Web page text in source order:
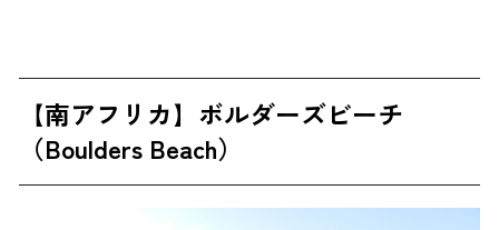
【南アフリカ】ボルダーズビーチ
（Boulders Beach）